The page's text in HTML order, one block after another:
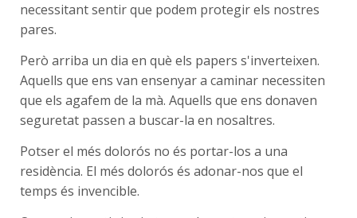
necessitant sentir que podem protegir els nostres
pares.
Però arriba un dia en què els papers s'inverteixen.
Aquells que ens van ensenyar a caminar necessiten
que els agafem de la mà. Aquells que ens donaven
seguretat passen a buscar-la en nosaltres.
Potser el més dolorós no és portar-los a una
residència. El més dolorós és adonar-nos que el
temps és invencible.